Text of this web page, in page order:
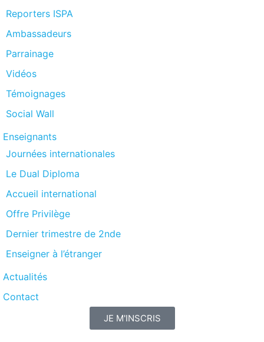
Reporters ISPA
Ambassadeurs
Parrainage
Vidéos
Témoignages
Social Wall
Enseignants
Journées internationales
Le Dual Diploma
Accueil international
Offre Privilège
Dernier trimestre de 2nde
Enseigner à l’étranger
Actualités
Contact
JE M'INSCRIS